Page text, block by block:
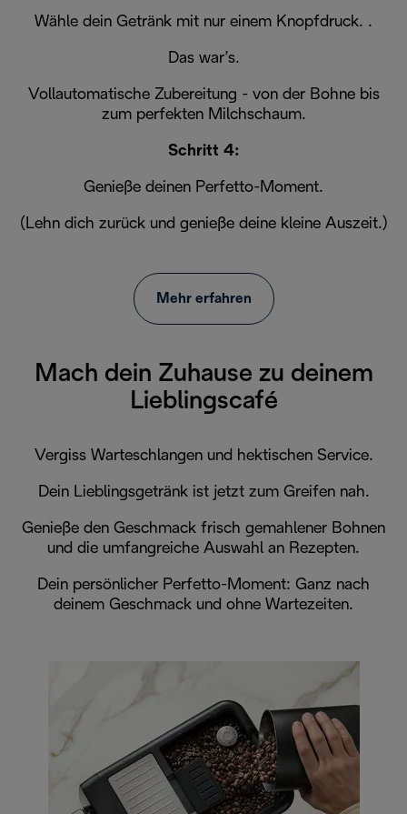
Wähle dein Getränk mit nur einem Knopfdruck. .
Das war’s.
Vollautomatische Zubereitung - von der Bohne bis
zum perfekten Milchschaum.
Schritt 4:
Genieße deinen Perfetto-Moment.
(Lehn dich zurück und genieße deine kleine Auszeit.)
Mehr erfahren
Mach dein Zuhause zu deinem
Lieblingscafé
Vergiss Warteschlangen und hektischen Service.
Dein Lieblingsgetränk ist jetzt zum Greifen nah.
Genieße den Geschmack frisch gemahlener Bohnen
und die umfangreiche Auswahl an Rezepten.
Dein persönlicher Perfetto-Moment: Ganz nach
deinem Geschmack und ohne Wartezeiten.